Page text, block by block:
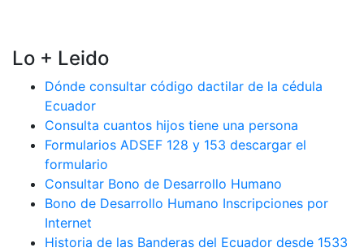
Lo + Leido
Dónde consultar código dactilar de la cédula
Ecuador
Consulta cuantos hijos tiene una persona
Formularios ADSEF 128 y 153 descargar el
formulario
Consultar Bono de Desarrollo Humano
Bono de Desarrollo Humano Inscripciones por
Internet
Historia de las Banderas del Ecuador desde 1533